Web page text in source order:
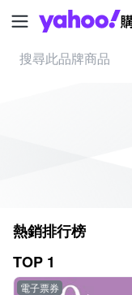
熱銷排行榜
TOP 1
電子票券